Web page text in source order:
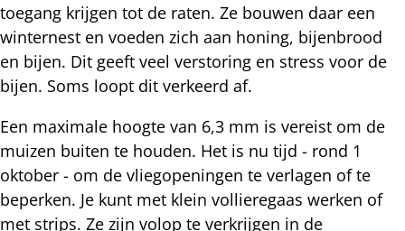
toegang krijgen tot de raten. Ze bouwen daar een
winternest en voeden zich aan honing, bijenbrood
en bijen. Dit geeft veel verstoring en stress voor de
bijen. Soms loopt dit verkeerd af.
Een maximale hoogte van 6,3 mm is vereist om de
muizen buiten te houden. Het is nu tijd - rond 1
oktober - om de vliegopeningen te verlagen of te
beperken. Je kunt met klein vollieregaas werken of
met strips. Ze zijn volop te verkrijgen in de